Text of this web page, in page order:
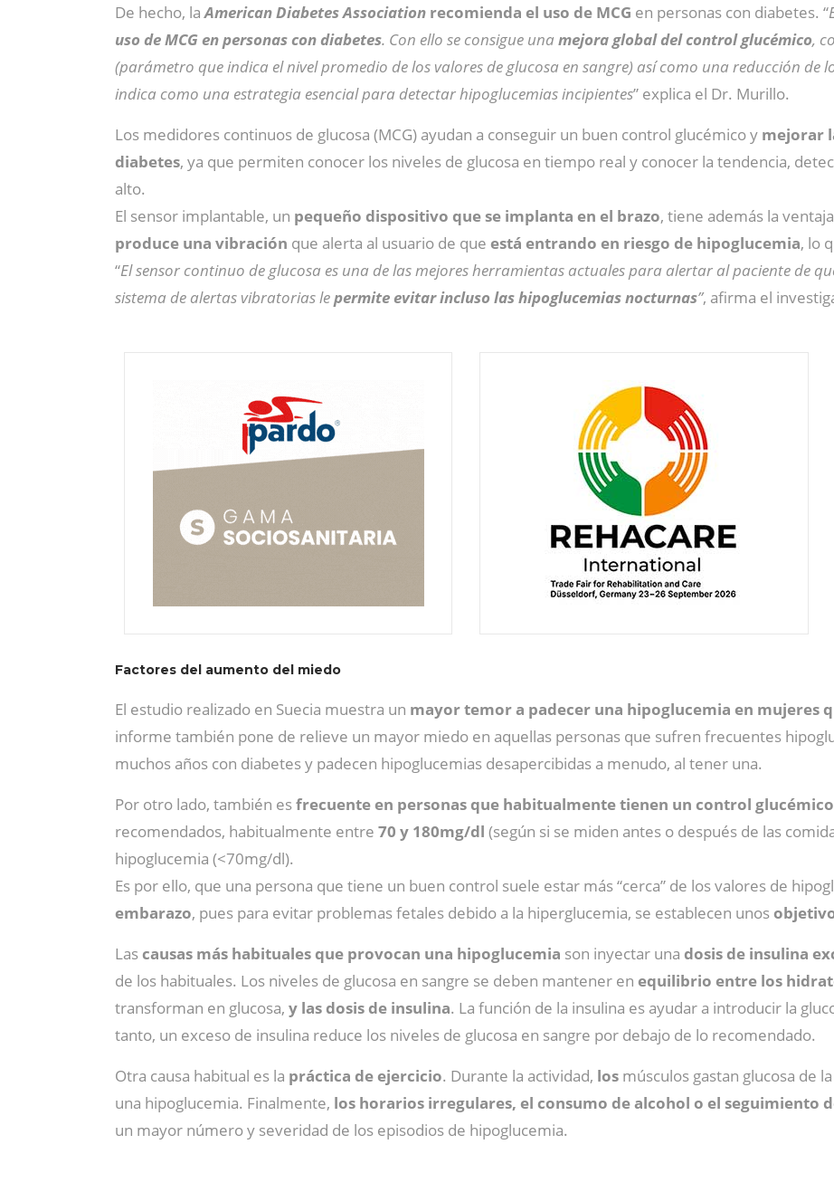
De hecho, laAmerican Diabetes Association recomienda el uso de MCG en personas con diabetes. “
uso de MCG en personas con diabetes. Con ello se consigue una mejora global del control glucémico,
(parámetro que indica el nivel promedio de los valores de glucosa en sangre) así como una reducción de
indica como una estrategia esencial para detectar hipoglucemias incipientes” explica el Dr. Murillo.
Los medidores continuos de glucosa (MCG) ayudan a conseguir un buen control glucémico y mejorar
diabetes, ya que permiten conocer los niveles de glucosa en tiempo real y conocer la tendencia,
alto.
El sensor implantable, un pequeño dispositivo que se implanta en el brazo, tiene además la
produce una vibración que alerta al usuario de que está entrando en riesgo de hipoglucemia, lo
“El sensor continuo de glucosa es una de las mejores herramientas actuales para alertar al paciente de
sistema de alertas vibratorias lepermite evitar incluso las hipoglucemias nocturnas”, afirma el
Factores del aumento del miedo
El estudio realizado en Suecia muestra un mayor temor a padecer una hipoglucemia en mujeres
informe también pone de relieve un mayor miedo en aquellas personas que sufren frecuentes
muchos años con diabetes y padecen hipoglucemias desapercibidas a menudo, al tener una.
Por otro lado, también esfrecuente en personas que habitualmente tienen un control
recomendados, habitualmente entre 70 y 180mg/dl (según si se miden antes o después de las
hipoglucemia (<70mg/dl).
Es por ello, que una persona que tiene un buen control suele estar más “cerca” de los valores de
embarazo, pues para evitar problemas fetales debido a la hiperglucemia, se establecen unos
Lascausas más habituales que provocan una hipoglucemia son inyectar una dosis de insulina
de los habituales. Los niveles de glucosa en sangre se deben mantener en equilibrio entre los
transforman en glucosa, y las dosis de insulina. La función de la insulina es ayudar a introducir la
tanto, un exceso de insulina reduce los niveles de glucosa en sangre por debajo de lo recomendado.
Otra causa habitual es la práctica de ejercicio. Durante la actividad, los músculos gastan glucosa de
una hipoglucemia. Finalmente, los horarios irregulares, el consumo de alcohol o el seguimiento
un mayor número y severidad de los episodios de hipoglucemia.